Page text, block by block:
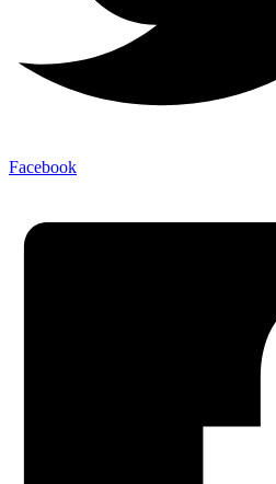
Facebook